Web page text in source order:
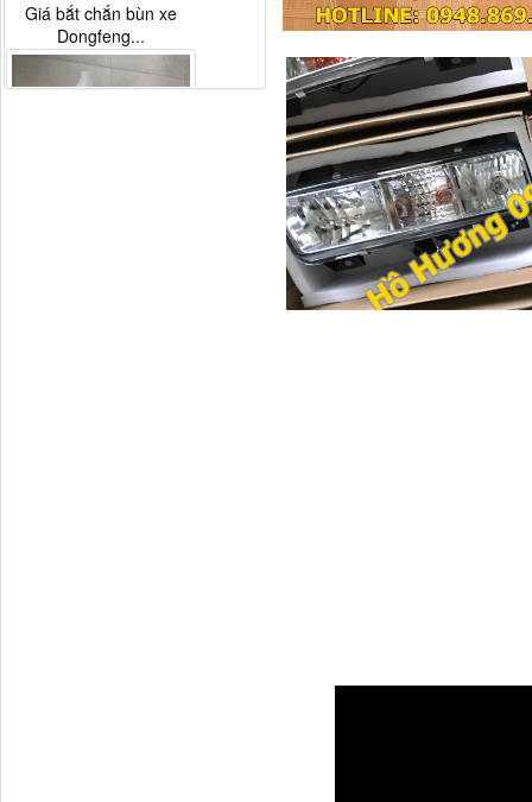
Giá bắt chắn bùn xe
Dongfeng...